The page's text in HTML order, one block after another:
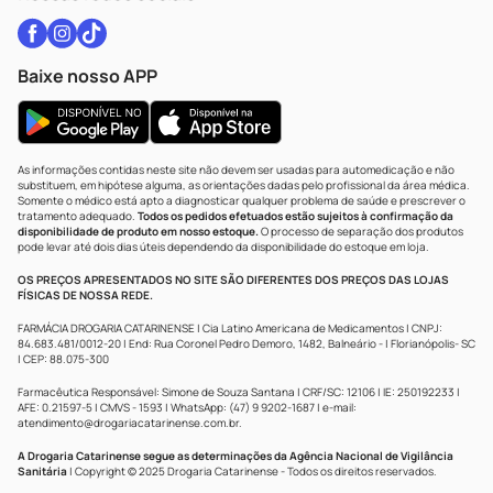
Baixe nosso APP
As informações contidas neste site não devem ser usadas para automedicação e não
substituem, em hipótese alguma, as orientações dadas pelo profissional da área médica.
Somente o médico está apto a diagnosticar qualquer problema de saúde e prescrever o
tratamento adequado. Todos os pedidos efetuados estão sujeitos à confirmação da
disponibilidade de produto em nosso estoque.O processo de separação dos produtos
pode levar até dois dias úteis dependendo da disponibilidade do estoque em loja.
OS PREÇOS APRESENTADOS NO SITE SÃO DIFERENTES DOS PREÇOS DAS LOJAS
FÍSICAS DE NOSSA REDE.
FARMÁCIA DROGARIA CATARINENSE | Cia Latino Americana de Medicamentos | CNPJ:
84.683.481/0012-20 | End: Rua Coronel Pedro Demoro, 1482, Balneário - | Florianópolis- SC
| CEP: 88.075-300
Farmacêutica Responsável: Simone de Souza Santana | CRF/SC: 12106 | IE: 250192233 |
AFE: 0.21597-5 | CMVS - 1593 | WhatsApp: (47) 9 9202-1687 | e-mail:
atendimento@drogariacatarinense.com.br.
A Drogaria Catarinense segue as determinações da Agência Nacional de Vigilância
Sanitária | Copyright © 2025 Drogaria Catarinense - Todos os direitos reservados.